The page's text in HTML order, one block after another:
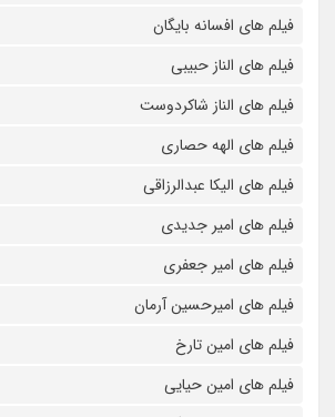
فیلم های افسانه بایگان
فیلم های الناز حبیبی
فیلم های الناز شاکردوست
فیلم های الهه حصاری
فیلم های الیکا عبدالرزاقی
فیلم های امیر جدیدی
فیلم های امیر جعفری
فیلم های امیرحسین آرمان
فیلم های امین تارخ
فیلم های امین حیایی